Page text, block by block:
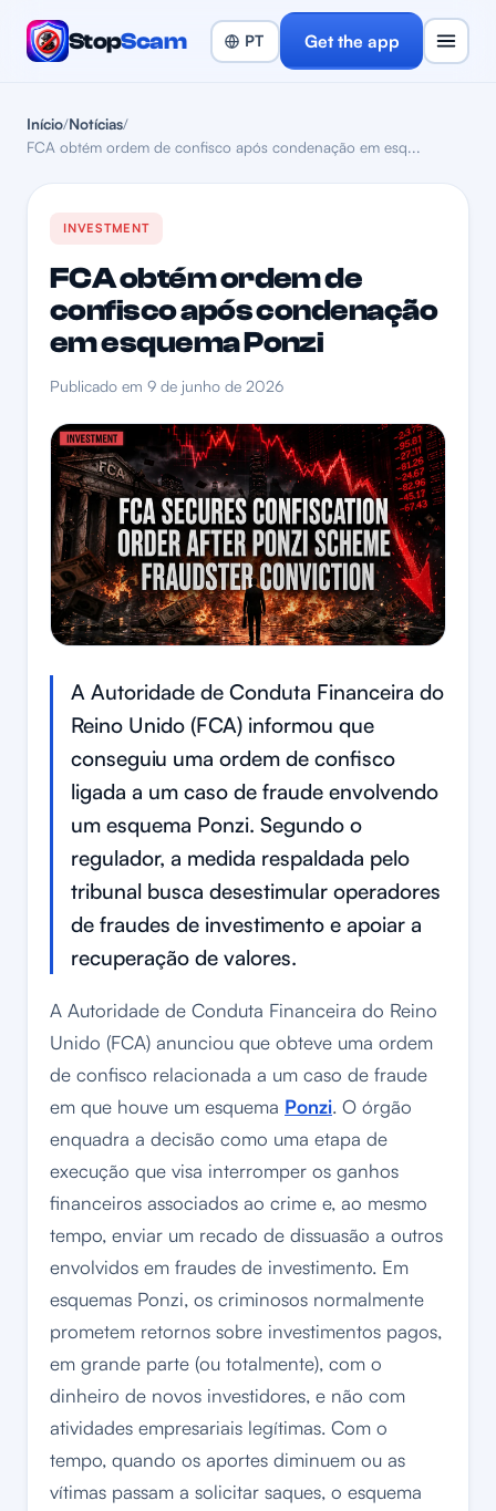
StopScam Get the app
Início/Notícias/
FCA obtém ordem de confisco após condenação em esq...
INVESTMENT
FCA obtém ordem de
confisco após condenação
em esquema Ponzi
Publicado em 9 de junho de 2026
A Autoridade de Conduta Financeira do
Reino Unido (FCA) informou que
conseguiu uma ordem de confisco
ligada a um caso de fraude envolvendo
um esquema Ponzi. Segundo o
regulador, a medida respaldada pelo
tribunal busca desestimular operadores
de fraudes de investimento e apoiar a
recuperação de valores.
A Autoridade de Conduta Financeira do Reino
Unido (FCA) anunciou que obteve uma ordem
de confisco relacionada a um caso de fraude
em que houve um esquema Ponzi. O órgão
enquadra a decisão como uma etapa de
execução que visa interromper os ganhos
financeiros associados ao crime e, ao mesmo
tempo, enviar um recado de dissuasão a outros
envolvidos em fraudes de investimento. Em
esquemas Ponzi, os criminosos normalmente
prometem retornos sobre investimentos pagos,
em grande parte (ou totalmente), com o
dinheiro de novos investidores, e não com
atividades empresariais legítimas. Com o
tempo, quando os aportes diminuem ou as
vítimas passam a solicitar saques, o esquema